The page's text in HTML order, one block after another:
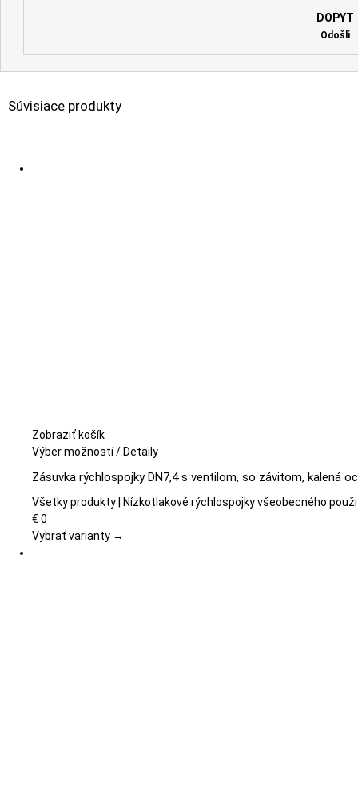
DOPYT
Odošli
Súvisiace produkty
Zobraziť košík
Výber možnostíTento
má
viacero
Možnosti
/Detaily
Zásuvka rýchlospojky DN7,4 s ventilom, so závitom, kalená
Všetky produkty | Nízkotlakové rýchlospojky všeobecného
€ 0
Vybrať varianty →